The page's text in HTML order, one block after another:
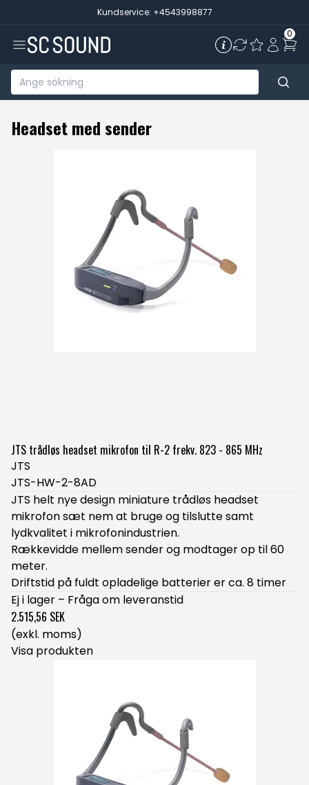
Kundservice: +4543998877
0
Headset med sender
JTS trådløs headset mikrofon til R-2 frekv. 823 - 865 MHz
JTS
JTS-HW-2-8AD
JTS helt nye design miniature trådløs headset
mikrofon sæt nem at bruge og tilslutte samt
lydkvalitet i mikrofonindustrien.
Rækkevidde mellem sender og modtager op til 60
meter.
Driftstid på fuldt opladelige batterier er ca. 8 timer
Ej i lager – Fråga om leveranstid
2.515,56 SEK
(exkl. moms)
Visa produkten